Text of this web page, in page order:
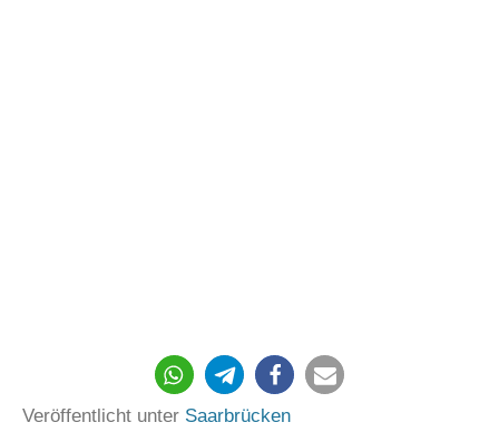
868
Veröffentlicht unter Saarbrücken